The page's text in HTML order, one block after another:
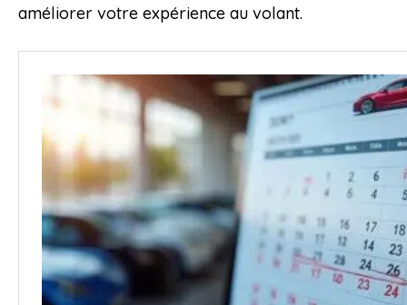
améliorer votre expérience au volant.